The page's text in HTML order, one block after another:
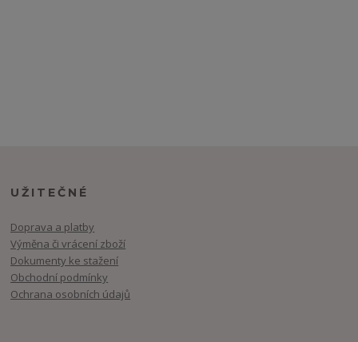
UŽITEČNÉ
Doprava a platby
Výměna či vrácení zboží
Dokumenty ke stažení
Obchodní podmínky
Ochrana osobních údajů